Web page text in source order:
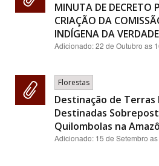
MINUTA DE DECRETO
CRIAÇÃO DA
INDÍGENA DA
Adicionado:22 de Outubro as
Florestas
Destinação de Terras
Destinadas
Quilombolas na
Adicionado: 15 de Setembro